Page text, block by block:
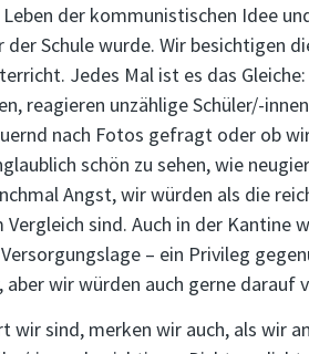
der kommunistischen Idee
der Schule wurde. Wir besichtigen
Jedes Mal ist es das
reagieren unzählige Schüler/-
nach Fotos gefragt oder ob
schön zu sehen, wie
Angst, wir würden als die
Vergleich sind. Auch in der
– ein Privileg
aber wir würden auch gerne darauf
wir sind, merken wir auch, als wir